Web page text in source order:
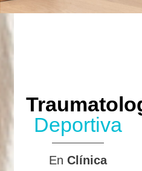
Deportiva
En Clínica